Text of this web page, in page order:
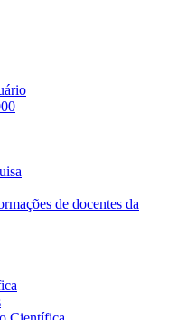
de docentes da